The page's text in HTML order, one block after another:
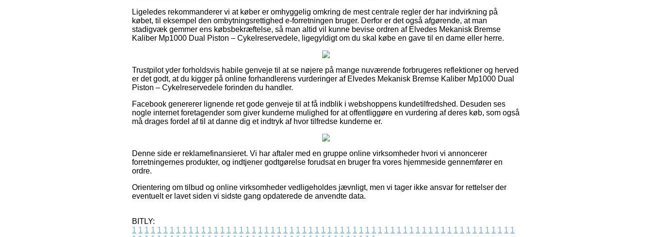
Ligeledes rekommanderer vi at køber er omhyggelig omkring de mest centrale regler der har indvirkning på
købet, til eksempel den ombytningsrettighed e-forretningen bruger. Derfor er det også afgørende, at man
stadigvæk gemmer ens købsbekræftelse, så man altid vil kunne bevise ordren af Elvedes Mekanisk Bremse
Kaliber Mp1000 Dual Piston – Cykelreservedele, ligegyldigt om du skal købe en gave til en dame eller herre.
Trustpilot yder forholdsvis habile genveje til at se nøjere på mange nuværende forbrugeres reflektioner og herved
er det godt, at du kigger på online forhandlerens vurderinger af Elvedes Mekanisk Bremse Kaliber Mp1000 Dual
Piston – Cykelreservedele forinden du handler.
Facebook genererer lignende ret gode genveje til at få indblik i webshoppens kundetilfredshed. Desuden ses
nogle internet foretagender som giver kunderne mulighed for at offentliggøre en vurdering af deres køb, som også
må drages fordel af til at danne dig et indtryk af hvor tilfredse kunderne er.
Denne side er reklamefinansieret. Vi har aftaler med en gruppe online virksomheder hvori vi annoncerer
forretningernes produkter, og indtjener godtgørelse forudsat en bruger fra vores hjemmeside gennemfører en
ordre.
Orientering om tilbud og online virksomheder vedligeholdes jævnligt, men vi tager ikke ansvar for rettelser der
eventuelt er lavet siden vi sidste gang opdaterede de anvendte data.
BITLY:
1 1 1 1 1 1 1 1 1 1 1 1 1 1 1 1 1 1 1 1 1 1 1 1 1 1 1 1 1 1 1 1 1 1 1 1 1 1 1 1 1 1 1 1 1 1 1 1 1 1 1 1 1 1 1 1 1 1 1 1 1